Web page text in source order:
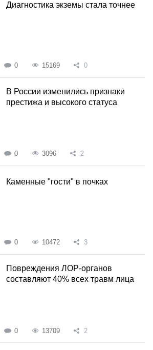
Диагностика экземы стала точнее
0 15169 0
В России изменились признаки
престижа и высокого статуса
0 3096 2
Каменные "гости" в почках
0 10472 3
Повреждения ЛОР-органов
составляют 40% всех травм лица
0 13709 2